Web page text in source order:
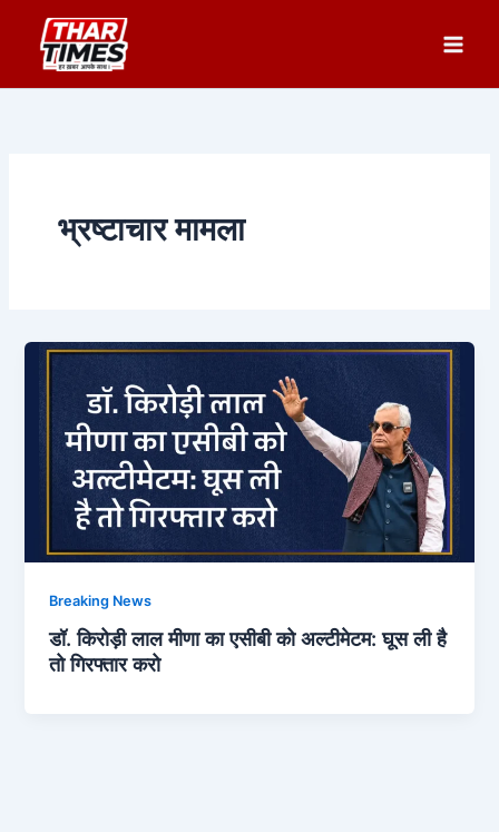
content
भ्रष्टाचार मामला
Breaking News
डॉ. किरोड़ी लाल मीणा का एसीबी को अल्टीमेटम: घूस ली है
तो गिरफ्तार करो